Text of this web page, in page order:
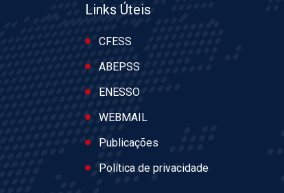
Links Úteis
CFESS
ABEPSS
ENESSO
WEBMAIL
Publicações
Política de privacidade